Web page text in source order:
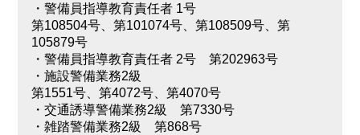
・ 警備員指導教育責任者 1号
第108504号、第101074号、第108509号、第
105879号
・ 警備員指導教育責任者 2号 第202963号
・ 施設警備業務2級
第1551号、第4072号、第4070号
・ 交通誘導警備業務2級 第7330号
・ 雑踏警備業務2級 第868号